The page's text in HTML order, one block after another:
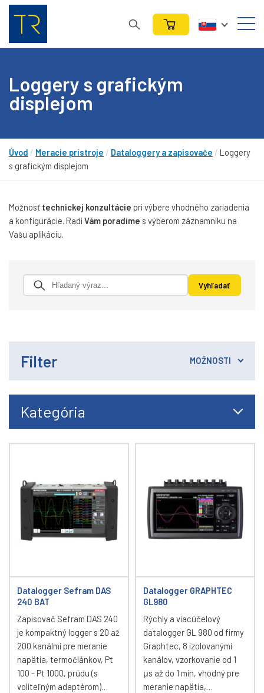
Loggery s grafickým
displejom
Úvod / Meracie prístroje / Dataloggery a zapisovače / Loggery
s grafickým displejom
Možnosť technickej konzultácie pri výbere vhodného zariadenia
a konfigurácie. Radi Vám poradíme s výberom záznamníku na
Vašu aplikáciu.
Filter MOŽNOSTI
Kategória
Datalogger Sefram DAS
240 BAT
Zapisovač Sefram DAS 240
je kompaktný logger s 20 až
200 kanálmi pre meranie
napätia, termočlánkov, Pt
100 - Pt 1000, prúdu (s
voliteľným adaptérom)…
Datalogger GRAPHTEC
GL980
Rýchly a viacúčelový
datalogger GL 980 od firmy
Graphtec, 8 izolovanými
kanálov, vzorkovanie od 1
μs až do 1 min, vhodný pre
meranie napätia,…